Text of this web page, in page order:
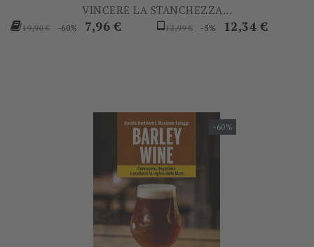
VINCERE LA STANCHEZZA...
Prezzo
19,90 € -60% Prezzo
7,96 €
Prezzo
12,99 € -5% Prezzo
12,34 €
-60%